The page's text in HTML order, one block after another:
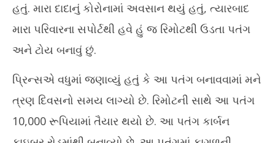
હતું. મારા દાદાનું કોરોનામાં અવસાન થયું હતું, ત્યારબાદ
મારા પરિવારના સપોર્ટથી હવે હું જ રિમોટથી ઉડતા પતંગ
અને ટોય બનાવું છું.
પ્રિન્સએ વધુમાં જણાવ્યું હતું કે આ પતંગ બનાવવામાં મને
ત્રણ દિવસનો સમય લાગ્યો છે. રિમોટની સાથે આ પતંગ
10,000 રૂપિયામાં તૈયાર થયો છે. આ પતંગ કાર્બન